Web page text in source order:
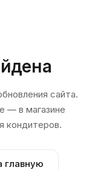
сайта.
— в магазине
кондитеров.
главную